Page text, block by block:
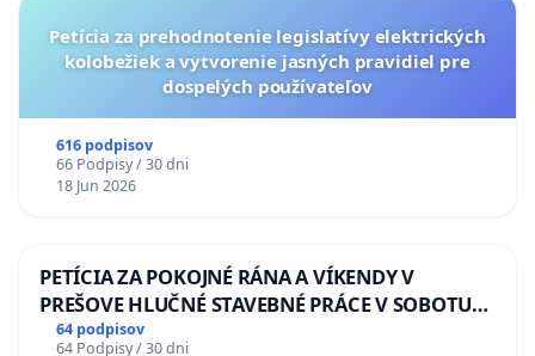
Petícia za prehodnotenie legislatívy elektrických
kolobežiek a vytvorenie jasných pravidiel pre
dospelých používateľov
616 podpisov
66 Podpisy / 30 dni
18 Jun 2026
PETÍCIA ZA POKOJNÉ RÁNA A VÍKENDY V
PREŠOVE HLUČNÉ STAVEBNÉ PRÁCE V SOBOTU
LEN OD 9.00 DO 13.00 HOD., CEZ PRACOVNÝ
64 podpisov
64 Podpisy / 30 dni